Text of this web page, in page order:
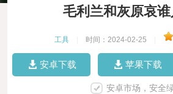
毛利兰和灰原哀
工具 时间：2024-02-25
安卓下载 苹果下载
安卓市场，安全